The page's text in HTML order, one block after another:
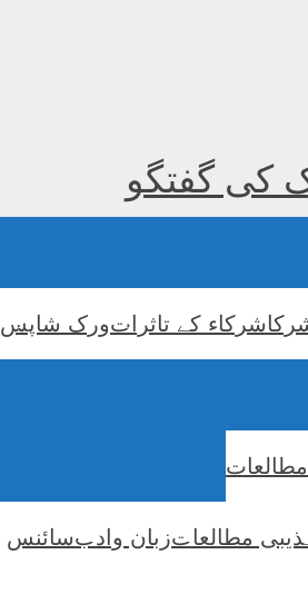
کی گفتگو
شرکاء کے تاثراتورک شاپس
مطالعاتزبان وادبسائنس